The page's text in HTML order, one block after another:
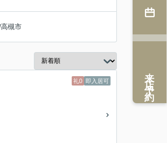
高槻市
礼0 即入居可 来店予約